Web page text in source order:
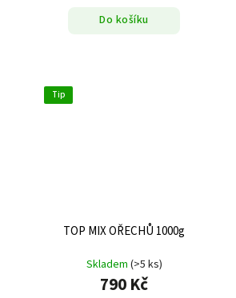
Do košíku
Tip
TOP MIX OŘECHŮ 1000g
Skladem (>5 ks)
790 Kč